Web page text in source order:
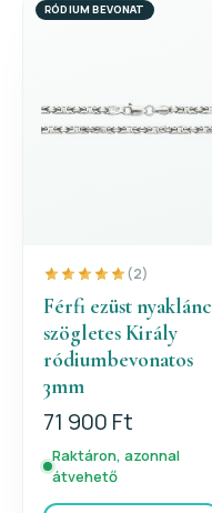
RÓDIUM BEVONAT
(2)
Férfi ezüst nyaklánc
szögletes Király
ródiumbevonatos
3mm
71 900 Ft
Raktáron, azonnal
átvehető